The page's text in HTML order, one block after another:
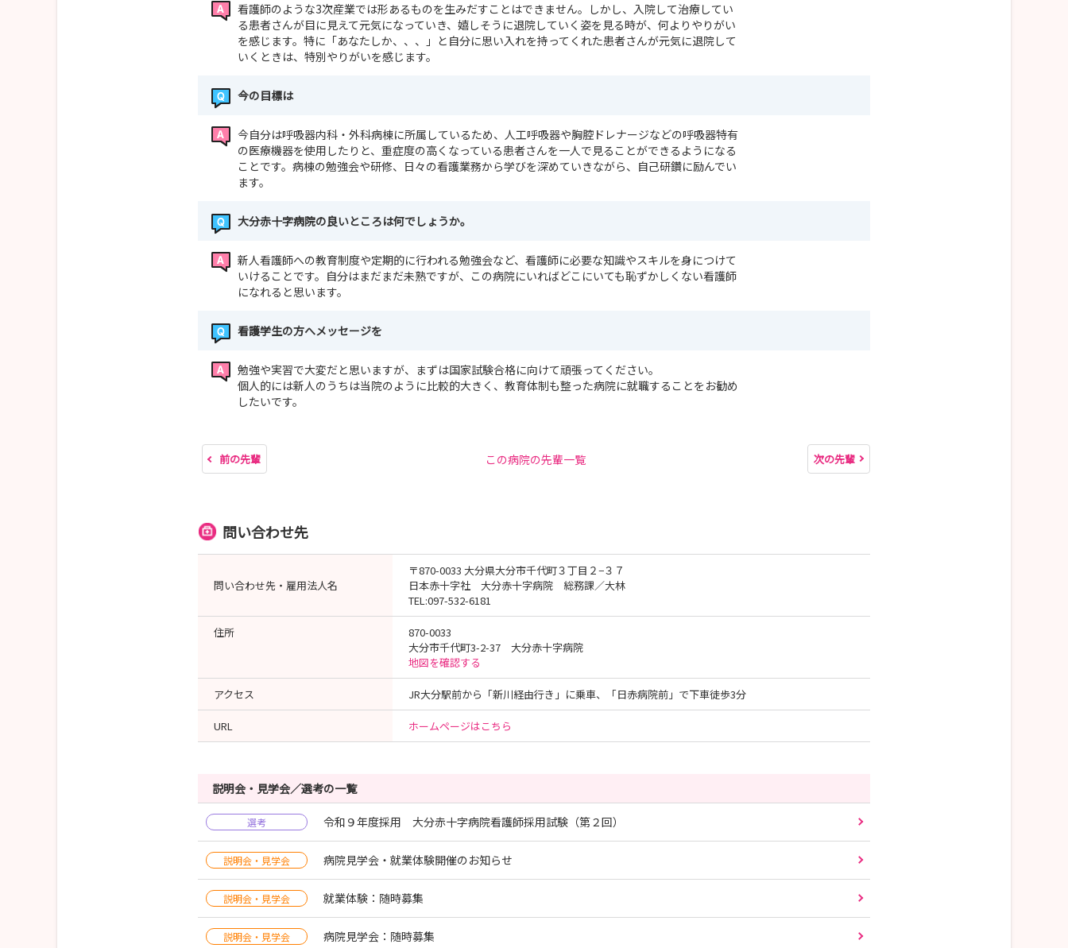
看護師のような3次産業では形あるものを生みだすことはできません。しかし、入院して治療してい
る患者さんが目に見えて元気になっていき、嬉しそうに退院していく姿を見る時が、何よりやりがい
を感じます。特に「あなたしか、、、」と自分に思い入れを持ってくれた患者さんが元気に退院して
いくときは、特別やりがいを感じます。
今の目標は
今自分は呼吸器内科・外科病棟に所属しているため、人工呼吸器や胸腔ドレナージなどの呼吸器特有
の医療機器を使用したりと、重症度の高くなっている患者さんを一人で見ることができるようになる
ことです。病棟の勉強会や研修、日々の看護業務から学びを深めていきながら、自己研鑽に励んでい
ます。
大分赤十字病院の良いところは何でしょうか。
新人看護師への教育制度や定期的に行われる勉強会など、看護師に必要な知識やスキルを身につけて
いけることです。自分はまだまだ未熟ですが、この病院にいればどこにいても恥ずかしくない看護師
になれると思います。
看護学生の方へメッセージを
勉強や実習で大変だと思いますが、まずは国家試験合格に向けて頑張ってください。
個人的には新人のうちは当院のように比較的大きく、教育体制も整った病院に就職することをお勧め
したいです。
前の先輩 この病院の先輩一覧 次の先輩
問い合わせ先
問い合わせ先・雇用法人名
〒870-0033 大分県大分市千代町３丁目２−３７
日本赤十字社 大分赤十字病院 総務課／大林
TEL:097-532-6181
住所
870-0033
大分市千代町3-2-37 大分赤十字病院
地図を確認する
アクセス JR大分駅前から「新川経由行き」に乗車、「日赤病院前」で下車徒歩3分
URL ホームページはこちら
説明会・見学会／選考の一覧
選考 令和９年度採用 大分赤十字病院看護師採用試験（第２回）
説明会・見学会 病院見学会・就業体験開催のお知らせ
説明会・見学会 就業体験：随時募集
説明会・見学会 病院見学会：随時募集